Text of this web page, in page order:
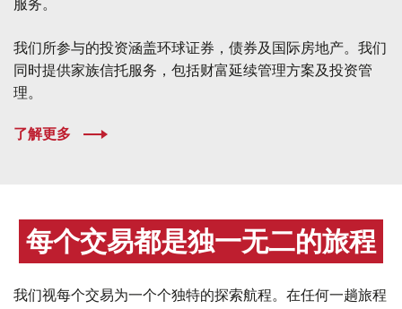
我们所参与的投资涵盖环球证券，债券及国际房地产。我们
同时提供家族信托服务，包括财富延续管理方案及投资管
理。
了解更多
每个交易都是独一无二的旅程
我们视每个交易为一个个独特的探索航程。在任何一趟旅程